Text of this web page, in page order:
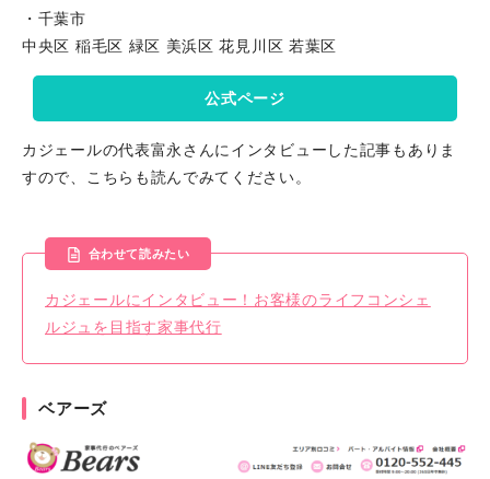
・千葉市
中央区 稲毛区 緑区 美浜区 花見川区 若葉区
公式ページ
カジェールの代表富永さんにインタビューした記事もありま
すので、こちらも読んでみてください。
合わせて読みたい
カジェールにインタビュー！お客様のライフコンシェ
ルジュを目指す家事代行
ベアーズ